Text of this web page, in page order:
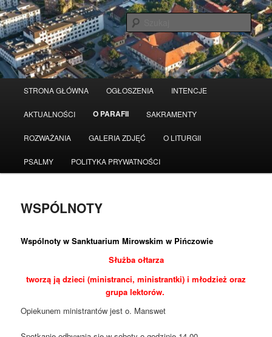
Przeskocz
do
tekstu
STRONA GŁÓWNA OGŁOSZENIA INTENCJE
AKTUALNOŚCI O PARAFII SAKRAMENTY
ROZWAŻANIA GALERIA ZDJĘĆ O LITURGII
PSALMY POLITYKA PRYWATNOŚCI
WSPÓLNOTY
Wspólnoty w Sanktuarium Mirowskim w Pińczowie
Służba ołtarza
tworzą ją dzieci (ministranci, ministrantki) i młodzież oraz
grupa lektorów.
Opiekunem ministrantów jest o. Manswet
Serwis wykorzystuje pliki Cookies Czytaj więcej odrzuć